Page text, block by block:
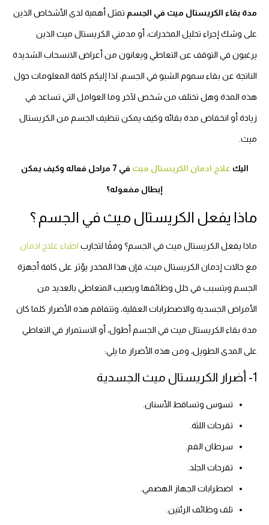
مدة بقاء الكريستال ميث في الجسم تمثل أهمية لدى الأشخاص الذين
على وشك إجراء تحليل المخدرات، أو مدمني الكريستال ميث الذين
يرغبون في التوقف عن التعاطي ويعانون من أعراض الانسحاب الشديدة
الناتجة عن بقاء سموم الشبو في الجسم، لذا إليكم كافة المعلومات حول
هذه المدة وهل تختلف من شخص لآخر وما العوامل التي تساعد في
زيادة أو انخفاض مدة بقائه وكيف يمكن تنظيف الجسم من الكريستال
ميث.
اليك علاج ادمان الكريستال ميث في 7 مراحل فعاله وكيف يمكن
إبطال مفعوله؟
ماذا يفعل الكريستال ميث في الجسم ؟
ماذا يفعل الكريستال ميث في الجسم؟ وفقًا لتجارب اطباء علاج ادمان
مع حالات إدمان الكريستال ميث، فإن هذا المخدر يؤثر على كافة أجهزة
الجسم ويتسبب في خلل وظائفها ويصيب المتعاطي بالعديد من
الأمراض الجسدية والاضطرابات العقلية، وتتفاقم هذه الأضرار كلما كان
مدة بقاء الكريستال ميث في الجسم أطول، أو الاستمرار في التعاطي
على المدى الطويل، ومن هذه الأضرار ما يلي:
1- أضرار الكريستال ميث الجسدية
تسوس وتساقط الأسنان.
تقرحات اللثة.
سرطان الفم.
تقرحات الجلد.
اضطرابات الجهاز الهضمي.
تلف وظائف الرئتين.